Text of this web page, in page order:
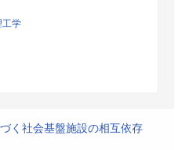
工学
く社会基盤施設の相互依存